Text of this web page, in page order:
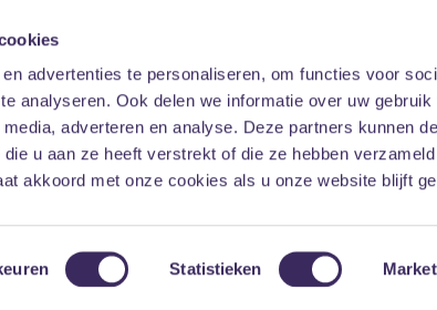
advertenties te personaliseren, om functies voor
analyseren. Ook delen we informatie over uw gebruik
adverteren en analyse. Deze partners kunnen
u aan ze heeft verstrekt of die ze hebben
akkoord met onze cookies als u onze website blijft
Statistieken
FacebookInstagramLinkedIn
Onze